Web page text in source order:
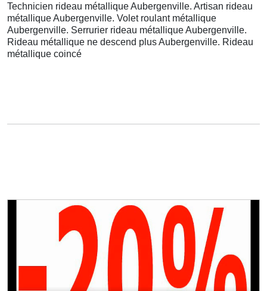
Technicien rideau métallique Aubergenville. Artisan rideau
métallique Aubergenville. Volet roulant métallique
Aubergenville. Serrurier rideau métallique Aubergenville.
Rideau métallique ne descend plus Aubergenville. Rideau
métallique coincé